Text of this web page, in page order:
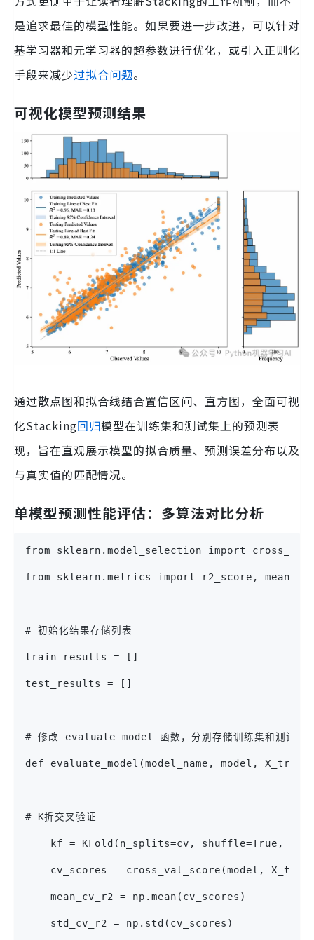
是追求最佳的模型性能。如果要进一步改进，可以针对
基学习器和元学习器的超参数进行优化，或引入正则化
手段来减少过拟合问题。
可视化模型预测结果
通过散点图和拟合线结合置信区间、直方图，全面可视
化Stacking回归模型在训练集和测试集上的预测表
现，旨在直观展示模型的拟合质量、预测误差分布以及
与真实值的匹配情况。
单模型预测性能评估：多算法对比分析
from sklearn.model_selection import
from sklearn.metrics import r2_score,
# 初始化结果存储列表
train_results = []
test_results = []
# 修改 evaluate_model 函数，分别存储训练集和测试集
def evaluate_model(model_name, model,
# K折交叉验证
kf = KFold(n_splits=cv, shuffle=True,
cv_scores = cross_val_score(model,
    mean_cv_r2 = np.mean(cv_scores)
    std_cv_r2 = np.std(cv_scores)